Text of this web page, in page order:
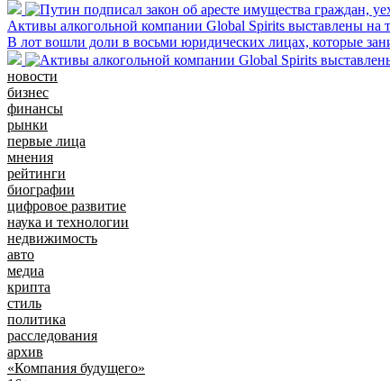
Активы алкогольной компании Global Spirits выставлены на
В лот вошли доли в восьми юридических лицах, которые
новости
бизнес
финансы
рынки
первые лица
мнения
рейтинги
биографии
цифровое развитие
наука и технологии
недвижимость
авто
медиа
крипта
стиль
политика
расследования
архив
«Компания будущего»